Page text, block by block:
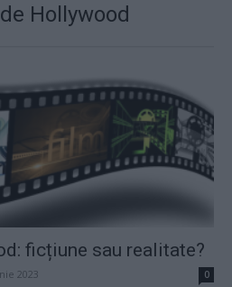
Hollywood
ficțiune sau realitate?
2023 0